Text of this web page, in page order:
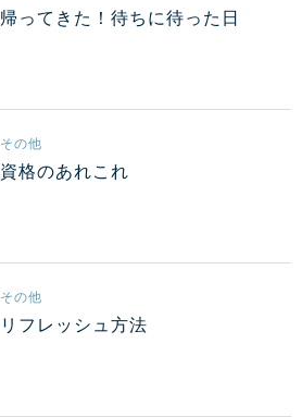
帰ってきた！待ちに待った日
その他
資格のあれこれ
その他
リフレッシュ方法